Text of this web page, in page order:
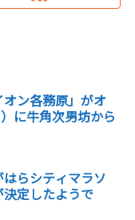
オン各務原」がオ
に牛角次男坊から
らシティマラソ
定したようで